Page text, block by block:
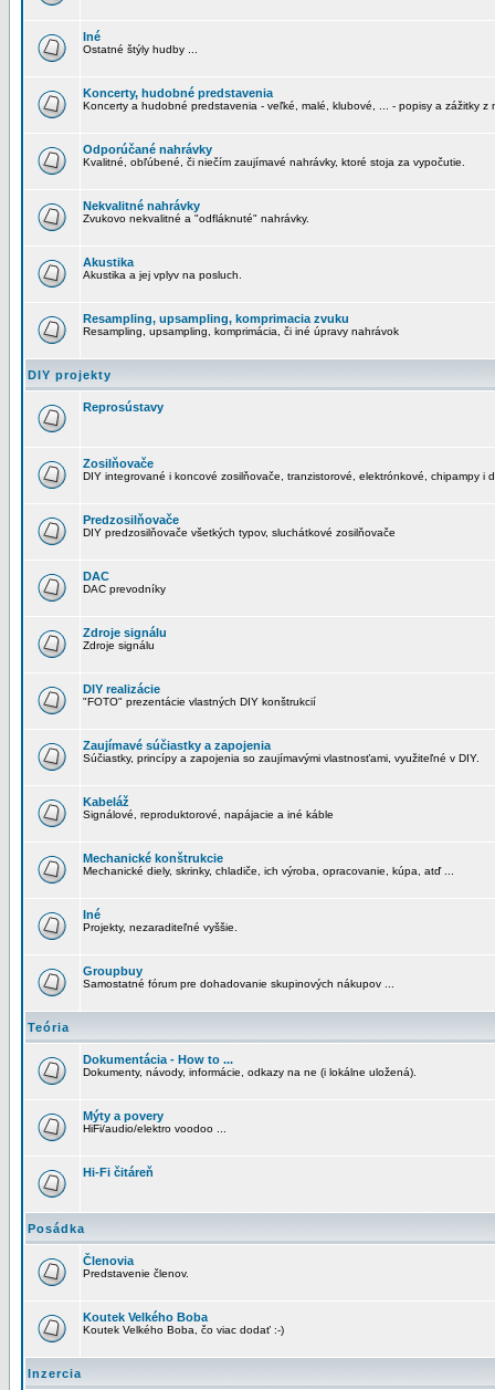
Iné
Ostatné štýly hudby ...
Koncerty, hudobné predstavenia
Koncerty a hudobné predstavenia - veľké, malé, klubové, ... - popisy a zážitky z
Odporúčané nahrávky
Kvalitné, obľúbené, či niečím zaujímavé nahrávky, ktoré stoja za vypočutie.
Nekvalitné nahrávky
Zvukovo nekvalitné a "odfláknuté" nahrávky.
Akustika
Akustika a jej vplyv na posluch.
Resampling, upsampling, komprimacia zvuku
Resampling, upsampling, komprimácia, či iné úpravy nahrávok
DIY projekty
Reprosústavy
Zosilňovače
DIY integrované i koncové zosilňovače, tranzistorové, elektrónkové, chipampy i
Predzosilňovače
DIY predzosilňovače všetkých typov, sluchátkové zosilňovače
DAC
DAC prevodníky
Zdroje signálu
Zdroje signálu
DIY realizácie
"FOTO" prezentácie vlastných DIY konštrukcií
Zaujímavé súčiastky a zapojenia
Súčiastky, princípy a zapojenia so zaujímavými vlastnosťami, využiteľné v DIY.
Kabeláž
Signálové, reproduktorové, napájacie a iné káble
Mechanické konštrukcie
Mechanické diely, skrinky, chladiče, ich výroba, opracovanie, kúpa, atď ...
Iné
Projekty, nezaraditeľné vyššie.
Groupbuy
Samostatné fórum pre dohadovanie skupinových nákupov ...
Teória
Dokumentácia - How to ...
Dokumenty, návody, informácie, odkazy na ne (i lokálne uložená).
Mýty a povery
HiFi/audio/elektro voodoo ...
Hi-Fi čitáreň
Posádka
Členovia
Predstavenie členov.
Koutek Velkého Boba
Koutek Velkého Boba, čo viac dodať :-)
Inzercia